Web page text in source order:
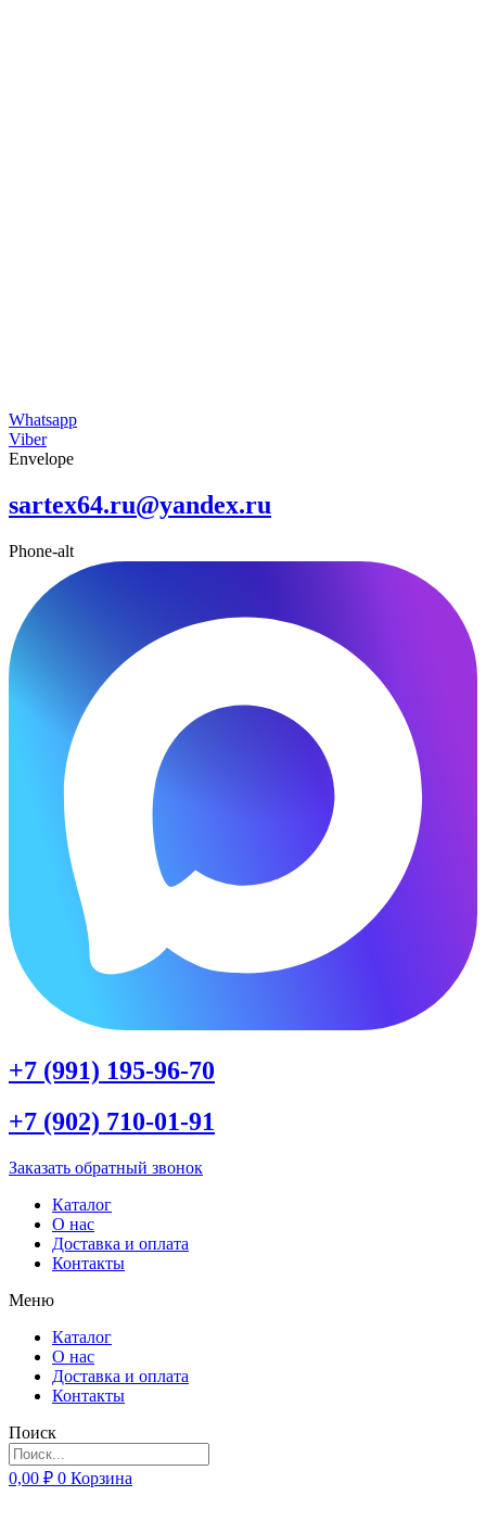
Whatsapp
Viber
Envelope
sartex64.ru@yandex.ru
Phone-alt
+7 (991) 195-96-70
+7 (902) 710-01-91
Заказать обратный звонок
Каталог
О нас
Доставка и оплата
Контакты
Меню
Каталог
О нас
Доставка и оплата
Контакты
Поиск
0,00 ₽ 0 Корзина